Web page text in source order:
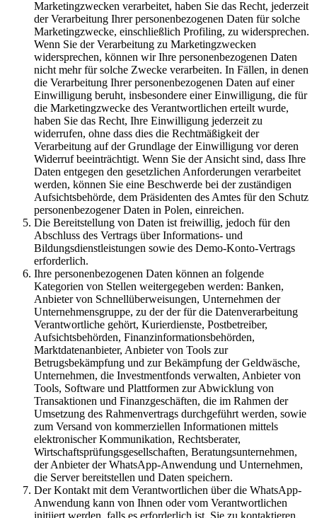
Marketingzwecken verarbeitet, haben Sie das Recht, jederzeit
der Verarbeitung Ihrer personenbezogenen Daten für solche
Marketingzwecke, einschließlich Profiling, zu widersprechen.
Wenn Sie der Verarbeitung zu Marketingzwecken
widersprechen, können wir Ihre personenbezogenen Daten
nicht mehr für solche Zwecke verarbeiten. In Fällen, in denen
die Verarbeitung Ihrer personenbezogenen Daten auf einer
Einwilligung beruht, insbesondere einer Einwilligung, die für
die Marketingzwecke des Verantwortlichen erteilt wurde,
haben Sie das Recht, Ihre Einwilligung jederzeit zu
widerrufen, ohne dass dies die Rechtmäßigkeit der
Verarbeitung auf der Grundlage der Einwilligung vor deren
Widerruf beeinträchtigt. Wenn Sie der Ansicht sind, dass Ihre
Daten entgegen den gesetzlichen Anforderungen verarbeitet
werden, können Sie eine Beschwerde bei der zuständigen
Aufsichtsbehörde, dem Präsidenten des Amtes für den Schutz
personenbezogener Daten in Polen, einreichen.
Die Bereitstellung von Daten ist freiwillig, jedoch für den
Abschluss des Vertrags über Informations- und
Bildungsdienstleistungen sowie des Demo-Konto-Vertrags
erforderlich.
Ihre personenbezogenen Daten können an folgende
Kategorien von Stellen weitergegeben werden: Banken,
Anbieter von Schnellüberweisungen, Unternehmen der
Unternehmensgruppe, zu der der für die Datenverarbeitung
Verantwortliche gehört, Kurierdienste, Postbetreiber,
Aufsichtsbehörden, Finanzinformationsbehörden,
Marktdatenanbieter, Anbieter von Tools zur
Betrugsbekämpfung und zur Bekämpfung der Geldwäsche,
Unternehmen, die Investmentfonds verwalten, Anbieter von
Tools, Software und Plattformen zur Abwicklung von
Transaktionen und Finanzgeschäften, die im Rahmen der
Umsetzung des Rahmenvertrags durchgeführt werden, sowie
zum Versand von kommerziellen Informationen mittels
elektronischer Kommunikation, Rechtsberater,
Wirtschaftsprüfungsgesellschaften, Beratungsunternehmen,
der Anbieter der WhatsApp-Anwendung und Unternehmen,
die Server bereitstellen und Daten speichern.
Der Kontakt mit dem Verantwortlichen über die WhatsApp-
Anwendung kann von Ihnen oder vom Verantwortlichen
initiiert werden, falls es erforderlich ist, Sie zu kontaktieren,